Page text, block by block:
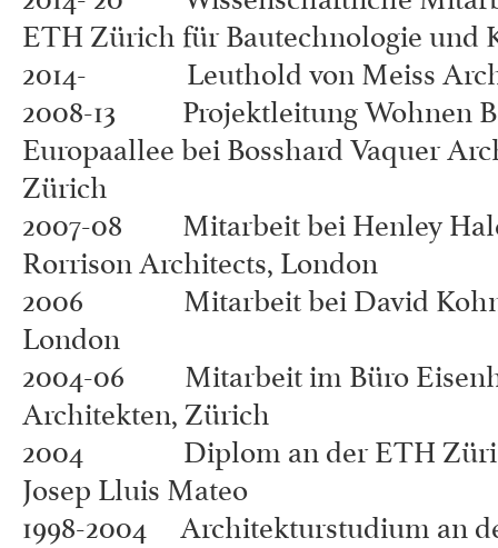
ETH Zürich für Bautechnologie und
2014- Leuthold von Meiss
2008-13 Projektleitung Wohnen
Europaallee bei Bosshard Vaquer
Zürich
2007-08 Mitarbeit bei Henley
Rorrison Architects, London
2006 Mitarbeit bei David Kohn
London
2004-06 Mitarbeit im Büro
Architekten, Zürich
2004 Diplom an der ETH
Josep Lluis Mateo
1998-2004 Architekturstudium an